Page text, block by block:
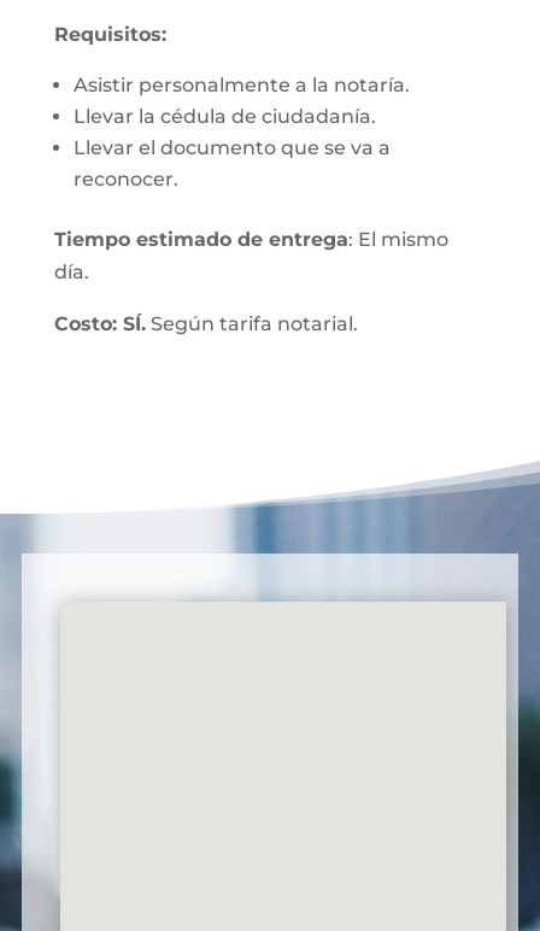
Requisitos:
Asistir personalmente a la notaría.
Llevar la cédula de ciudadanía.
Llevar el documento que se va a
reconocer.
Tiempo estimado de entrega: El mismo
día.
Costo: SÍ.Según tarifa notarial.